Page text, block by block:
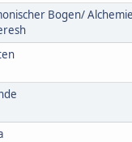
Bogen/